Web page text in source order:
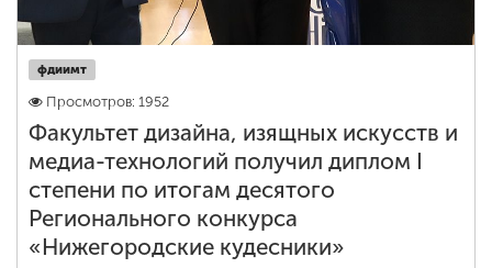
фдиимт
Просмотров: 1952
Факультет дизайна, изящных искусств и
медиа-технологий получил диплом I
степени по итогам десятого
Регионального конкурса
«Нижегородские кудесники»